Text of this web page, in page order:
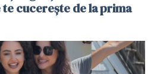
cucerește de la prima